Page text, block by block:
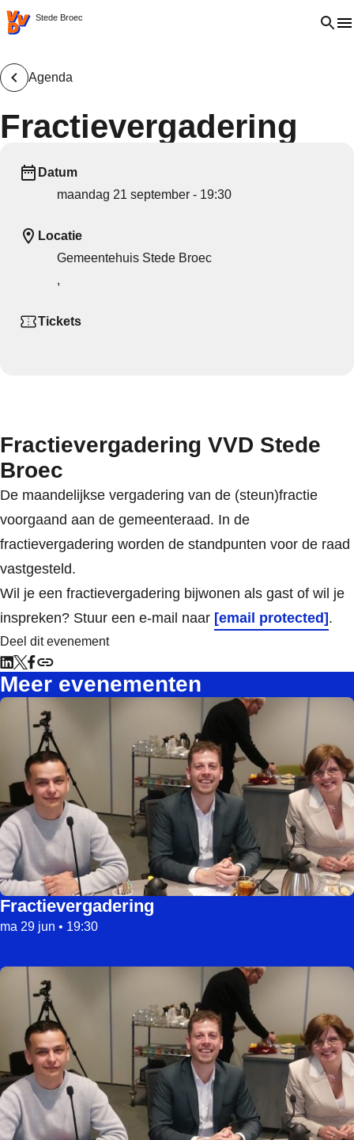
VVD.nl - Ga naar de homepage
Stede Broec Open
Agenda
Fractievergadering
Fractievergadering VVD Stede
Broec
De maandelijkse vergadering van de (steun)fractie
voorgaand aan de gemeenteraad. In de
fractievergadering worden de standpunten voor de raad
vastgesteld.
Wil je een fractievergadering bijwonen als gast of wil je
inspreken? Stuur een e-mail naar [email protected] .
Deel dit evenement
Datum
maandag 21 september - 19:30
Locatie
Gemeentehuis Stede Broec
,
Tickets
Meer evenementen
Fractievergadering
ma 29 jun • 19:30
Lee meer over Fractievergadering
Lee meer over Fractievergadering (kadernota)